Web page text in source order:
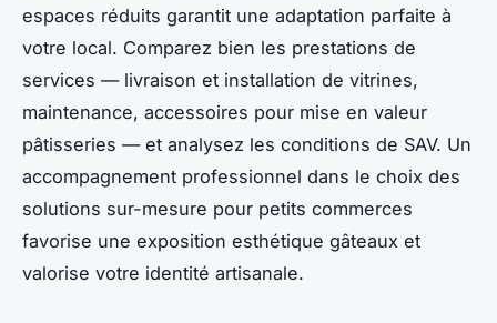
espaces réduits garantit une adaptation parfaite à
votre local. Comparez bien les prestations de
services — livraison et installation de vitrines,
maintenance, accessoires pour mise en valeur
pâtisseries — et analysez les conditions de SAV. Un
accompagnement professionnel dans le choix des
solutions sur-mesure pour petits commerces
favorise une exposition esthétique gâteaux et
valorise votre identité artisanale.